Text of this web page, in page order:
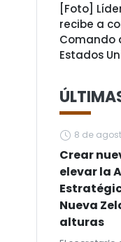
[Foto]
recibe a
Comando
Estados
8 de
Crear
elevar la
Nueva
alturas